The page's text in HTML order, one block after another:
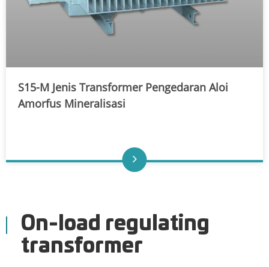
S15-M Jenis Transformer Pengedaran Aloi
Amorfus Mineralisasi
On-load regulating
transformer